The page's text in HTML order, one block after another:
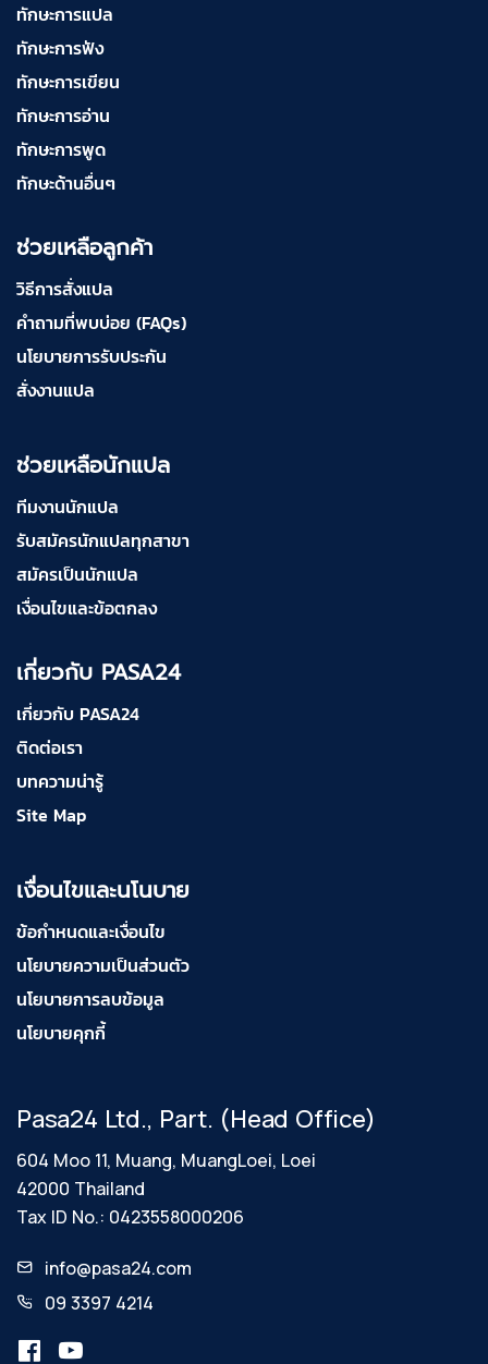
ทักษะการแปล
ทักษะการฟัง
ทักษะการเขียน
ทักษะการอ่าน
ทักษะการพูด
ทักษะด้านอื่นๆ
ช่วยเหลือลูกค้า
วิธีการสั่งแปล
คำถามที่พบบ่อย (FAQs)
นโยบายการรับประกัน
สั่งงานแปล
ช่วยเหลือนักแปล
ทีมงานนักแปล
รับสมัครนักแปลทุกสาขา
สมัครเป็นนักแปล
เงื่อนไขและข้อตกลง
เกี่ยวกับ PASA24
เกี่ยวกับ PASA24
ติดต่อเรา
บทความน่ารู้
Site Map
เงื่อนไขและนโนบาย
ข้อกำหนดและเงื่อนไข
นโยบายความเป็นส่วนตัว
นโยบายการลบข้อมูล
นโยบายคุกกี้
Pasa24 Ltd., Part. (Head Office)
604 Moo 11, Muang, MuangLoei, Loei
42000 Thailand
Tax ID No.: 0423558000206
info@pasa24.com
09 3397 4214